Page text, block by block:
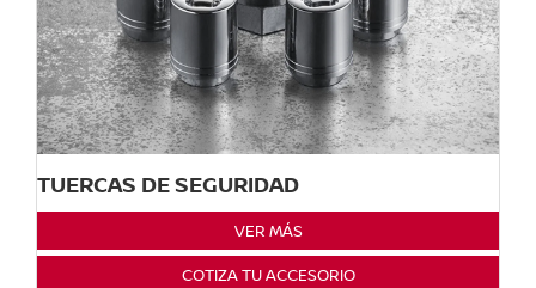
TUERCAS DE SEGURIDAD
VER MÁS
COTIZA TU ACCESORIO